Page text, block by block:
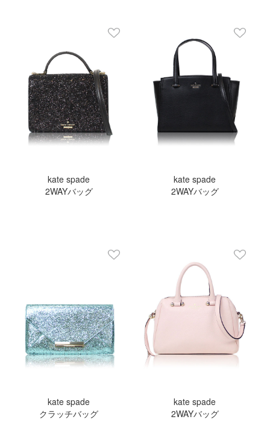
kate spade
2WAYバッグ
kate spade
2WAYバッグ
kate spade
クラッチバッグ
kate spade
2WAYバッグ